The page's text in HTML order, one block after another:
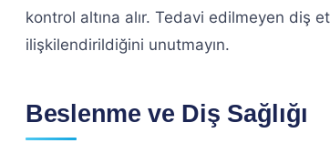
kontrol altına alır. Tedavi edilmeyen diş
ilişkilendirildiğini unutmayın.
Beslenme ve Diş Sağlığı